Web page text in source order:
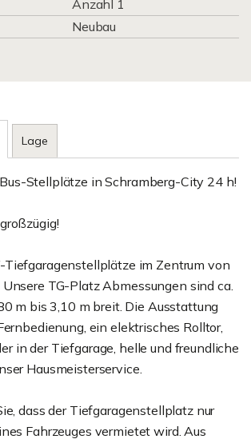
Anzahl 1
Neubau
Lage
Stellplätze in Schramberg-City 24 h!
Tiefgaragenstellplätze im Zentrum von
TG-Platz Abmessungen sind ca.
m bis 3,10 m breit. Die Ausstattung
ein elektrisches Rolltor,
in der Tiefgarage, helle und freundliche
Hausmeisterservice.
dass der Tiefgaragenstellplatz nur
Fahrzeuges vermietet wird. Aus